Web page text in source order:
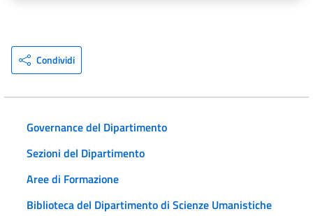
Condividi
Governance del Dipartimento
Sezioni del Dipartimento
Aree di Formazione
Biblioteca del Dipartimento di Scienze Umanistiche